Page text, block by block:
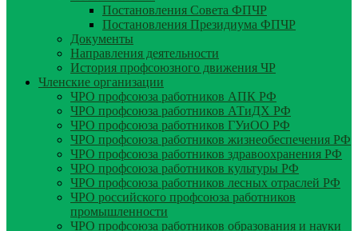
Постановления Совета ФПЧР
Постановления Президиума ФПЧР
Документы
Направления деятельности
История профсоюзного движения ЧР
Членские организации
ЧРО профсоюза работников АПК РФ
ЧРО профсоюза работников АТиДХ РФ
ЧРО профсоюза работников ГУиОО РФ
ЧРО профсоюза работников жизнеобеспечения РФ
ЧРО профсоюза работников здравоохранения РФ
ЧРО профсоюза работников культуры РФ
ЧРО профсоюза работников лесных отраслей РФ
ЧРО российского профсоюза работников
промышленности
ЧРО профсоюза работников образования и науки